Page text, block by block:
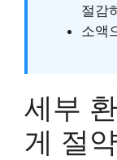
절감
소액
세부
게 절